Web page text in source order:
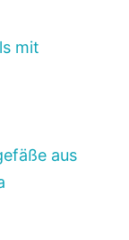
mit
aus